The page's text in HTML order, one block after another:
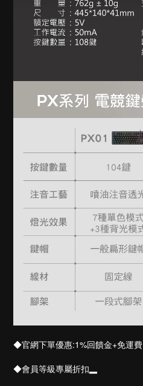
◆官網下單優惠:1%回饋金+免運費
◆會員等級專屬折扣▂